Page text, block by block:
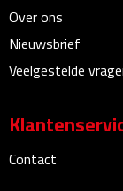
Koffieglazen
Theeglazen
Kopjes &
Over ons
Nieuwsbrief
Veelgestelde
Contact